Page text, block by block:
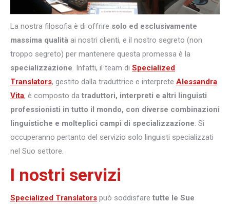
La nostra filosofia è di offrire solo ed esclusivamente
massima qualità ai nostri clienti, e il nostro segreto (non
troppo segreto) per mantenere questa promessa è la
specializzazione. Infatti, il team di Specialized
Translators, gestito dalla traduttrice e interprete Alessandra
Vita, è composto da traduttori, interpreti e altri linguisti
professionisti in tutto il mondo, con diverse combinazioni
linguistiche e molteplici campi di specializzazione. Si
occuperanno pertanto del servizio solo linguisti specializzati
nel Suo settore.
I nostri servizi
Specialized Translators può soddisfare tutte le Sue